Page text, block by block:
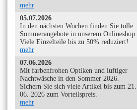
mehr
05.07.2026
In den nächsten Wochen finden Sie tolle
Sommerangebote in unserem Onlineshop.
Viele Einzelteile bis zu 50% reduziert!
mehr
07.06.2026
Mit farbenfrohen Optiken und luftiger
Nachtwäsche in den Sommer 2026.
Sichern Sie sich viele Artikel bis zum 21.
06. 2026 zum Vorteilspreis.
mehr